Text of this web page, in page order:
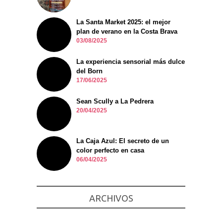
La Santa Market 2025: el mejor
plan de verano en la Costa Brava
03/08/2025
La experiencia sensorial más dulce
del Born
17/06/2025
Sean Scully a La Pedrera
20/04/2025
La Caja Azul: El secreto de un
color perfecto en casa
06/04/2025
ARCHIVOS